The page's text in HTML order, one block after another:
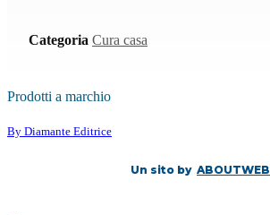
Categoria Cura casa
Prodotti a marchio
By Diamante Editrice
Un sito by ABOUTWEB